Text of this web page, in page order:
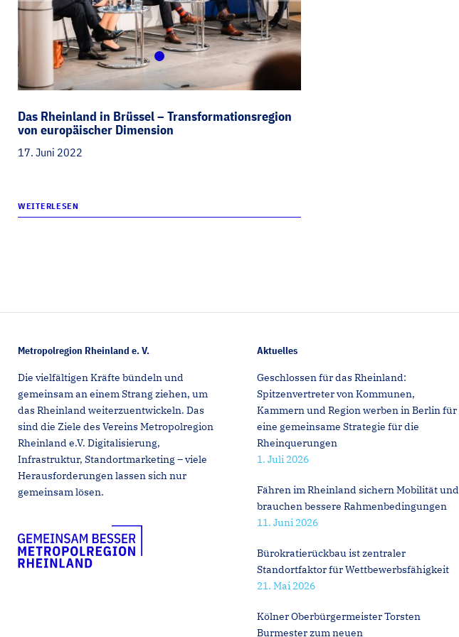
Das Rheinland in Brüssel – Transformationsregion
von europäischer Dimension
17. Juni 2022
WEITERLESEN
Metropolregion Rheinland e. V.
Die vielfältigen Kräfte bündeln und
gemeinsam an einem Strang ziehen, um
das Rheinland weiterzuentwickeln. Das
sind die Ziele des Vereins Metropolregion
Rheinland e.V. Digitalisierung,
Infrastruktur, Standortmarketing – viele
Herausforderungen lassen sich nur
gemeinsam lösen.
Aktuelles
Geschlossen für das Rheinland:
Spitzenvertreter von Kommunen,
Kammern und Region werben in Berlin für
eine gemeinsame Strategie für die
Rheinquerungen
1. Juli 2026
Fähren im Rheinland sichern Mobilität und
brauchen bessere Rahmenbedingungen
11. Juni 2026
Bürokratierückbau ist zentraler
Standortfaktor für Wettbewerbsfähigkeit
21. Mai 2026
Kölner Oberbürgermeister Torsten
Burmester zum neuen